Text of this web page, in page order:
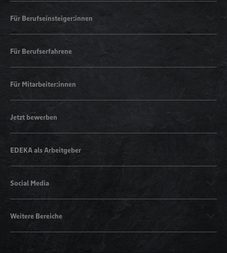
Für Berufseinsteiger:innen
Für Berufserfahrene
Für Mitarbeiter:innen
Jetzt bewerben
EDEKA als Arbeitgeber
Social Media
Weitere Bereiche